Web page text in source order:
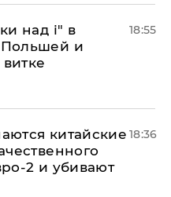
над і" в
Польшей и
18:55
китайские
2 и убивают
18:36